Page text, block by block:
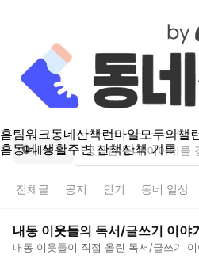
홈팀워크동네산책런마일모두의챌
홈동네 생활주변 산책산책 기록
내동
전체글 공지 인기 동네 일상
내동 이웃들의 독서/글쓰기 이야
내동 이웃들이 직접 올린 독서/글쓰기